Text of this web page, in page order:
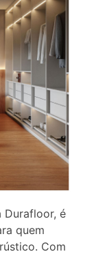
Durafloor, é
quem
Com